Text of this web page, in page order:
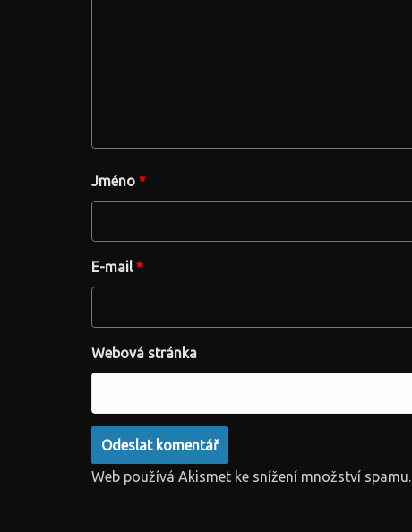
Jméno *
E-mail*
Webová stránka
Web používá Akismet ke snížení množství spamu.